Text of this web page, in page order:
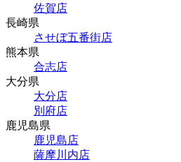
佐賀店
長崎県
させぼ五番街店
熊本県
合志店
大分県
大分店
別府店
鹿児島県
鹿児島店
薩摩川内店